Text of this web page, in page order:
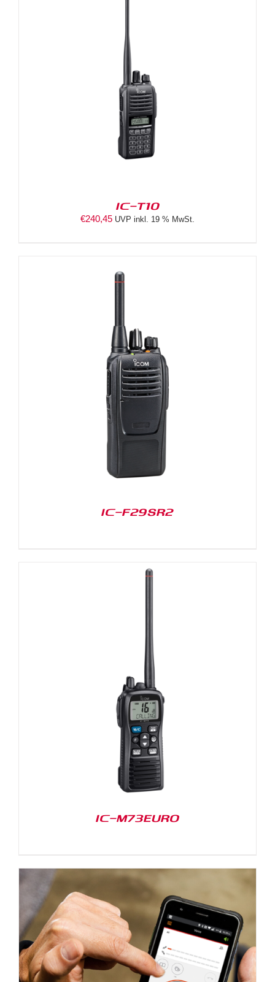
IC-T10
€240,45 UVP inkl. 19 % MwSt.
IC-F29SR2
IC-M73EURO